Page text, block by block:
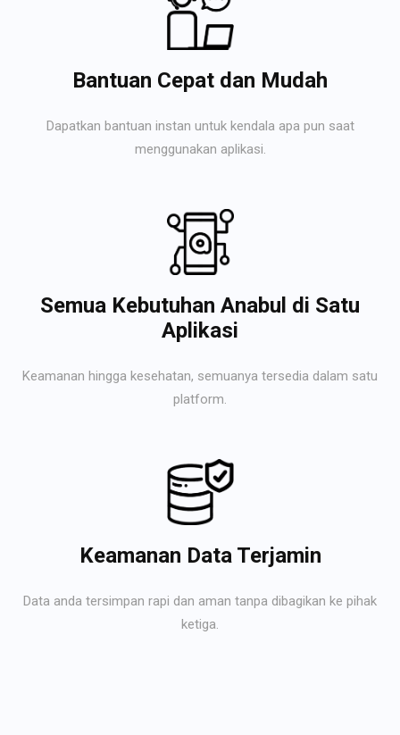
Bantuan Cepat dan Mudah
Dapatkan bantuan instan untuk kendala apa pun saat
menggunakan aplikasi.
Semua Kebutuhan Anabul di Satu
Aplikasi
Keamanan hingga kesehatan, semuanya tersedia dalam satu
platform.
Keamanan Data Terjamin
Data anda tersimpan rapi dan aman tanpa dibagikan ke pihak
ketiga.